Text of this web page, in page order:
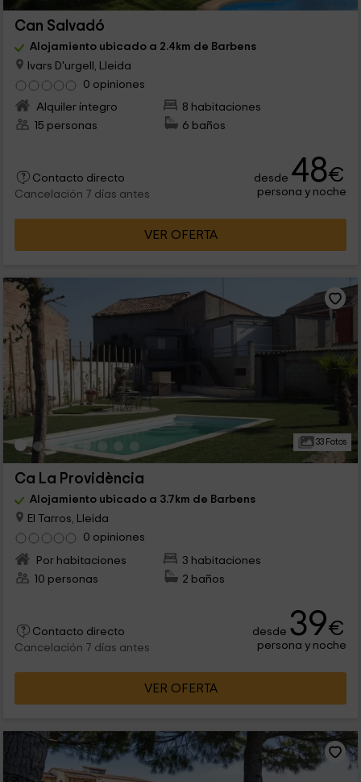
Can Salvadó
Alojamiento ubicado a 2.4km de Barbens
Ivars D'urgell, Lleida
0 opiniones
Alquiler íntegro
8 habitaciones
15 personas
6 baños
Contacto directo
Cancelación 7 días antes
desde 48€
persona y noche
VER OFERTA
33 Fotos
Ca La Providència
Alojamiento ubicado a 3.7km de Barbens
El Tarros, Lleida
0 opiniones
Por habitaciones
3 habitaciones
10 personas
2 baños
Contacto directo
Cancelación 7 días antes
desde 39€
persona y noche
VER OFERTA